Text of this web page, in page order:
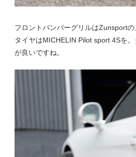
フロントバンパーグリルはZunsport
タイヤはMICHELIN Pilot sport 4Sを
が良いですね。